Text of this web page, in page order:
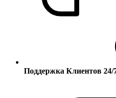
Поддержка Клиентов 24/